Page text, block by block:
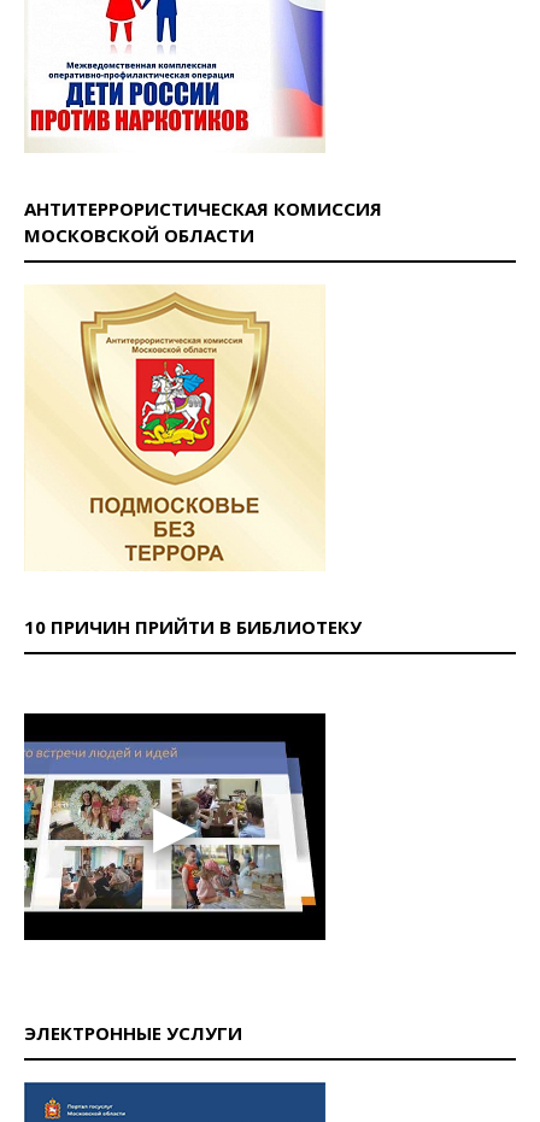
АНТИТЕРРОРИСТИЧЕСКАЯ КОМИССИЯ
МОСКОВСКОЙ ОБЛАСТИ
10 ПРИЧИН ПРИЙТИ В БИБЛИОТЕКУ
ЭЛЕКТРОННЫЕ УСЛУГИ